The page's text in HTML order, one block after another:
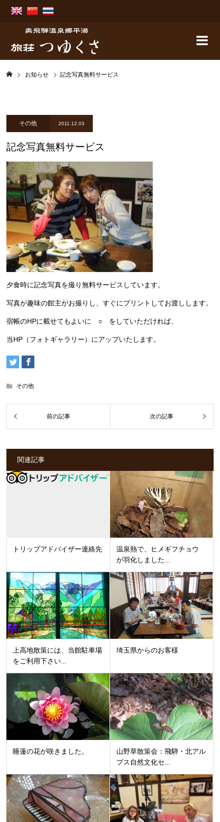
お知らせ 記念写真無料サービス
その他 2011.12.03
記念写真無料サービス
夕食時に記念写真を撮り無料サービスしています。
写真が趣味の館主がお撮りし、すぐにプリントしてお渡しします。
宿帳のHPに載せてもよいに ○ をしていただければ、
当HP（フォトギャラリー）にアップいたします。
その他
関連記事
トリップアドバイザー連絡先
温泉熱で、ヒメギフチョウ
が羽化しました...
上高地散策には、当館駐車場
をご利用下さい...
埼玉県からのお客様
睡蓮の花が咲きました。
山野草散策会：飛騨・北アル
プス自然文化セ...